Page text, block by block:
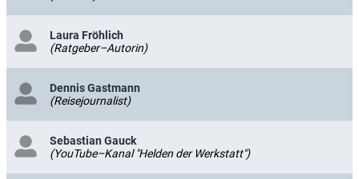
Laura Fröhlich
(Ratgeber–Autorin)
Dennis Gastmann
(Reisejournalist)
Sebastian Gauck
(YouTube–Kanal "Helden der Werkstatt")